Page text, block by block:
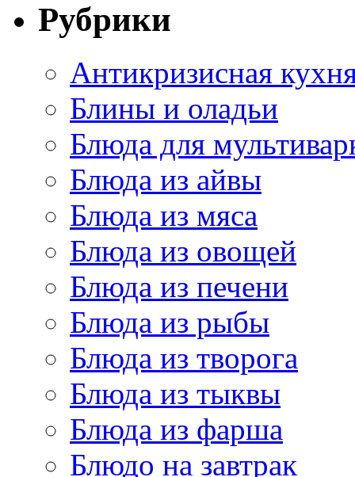
Рубрики
Антикризисная
Блины и оладьи
Блюда для
Блюда из айвы
Блюда из мяса
Блюда из овощей
Блюда из печени
Блюда из рыбы
Блюда из творога
Блюда из тыквы
Блюда из фарша
Блюдо на завтрак